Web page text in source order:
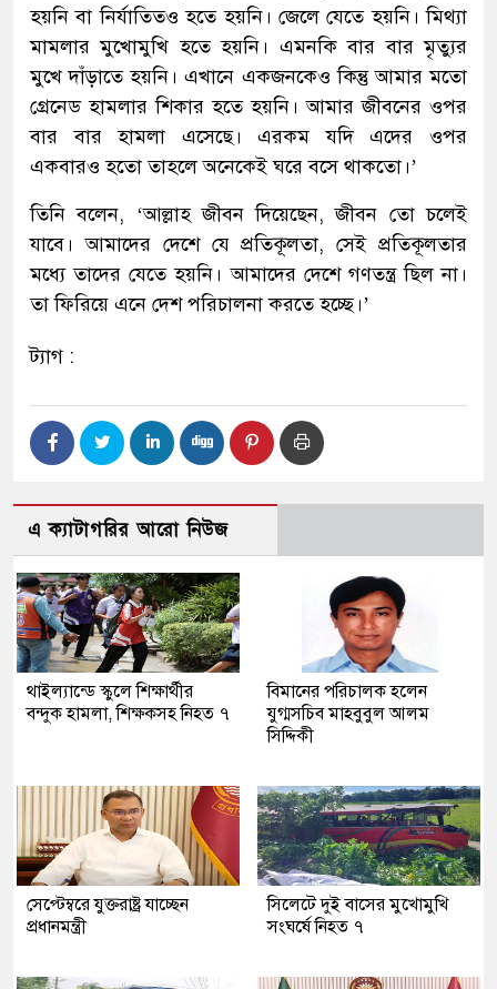
হয়নি বা নির্যাতিতও হতে হয়নি। জেলে যেতে হয়নি। মিথ্যা
মামলার মুখোমুখি হতে হয়নি। এমনকি বার বার মৃত্যুর
মুখে দাঁড়াতে হয়নি। এখানে একজনকেও কিন্তু আমার মতো
গ্রেনেড হামলার শিকার হতে হয়নি। আমার জীবনের ওপর
বার বার হামলা এসেছে। এরকম যদি এদের ওপর
একবারও হতো তাহলে অনেকেই ঘরে বসে থাকতো।’
তিনি বলেন, ‘আল্লাহ জীবন দিয়েছেন, জীবন তো চলেই
যাবে। আমাদের দেশে যে প্রতিকূলতা, সেই প্রতিকূলতার
মধ্যে তাদের যেতে হয়নি। আমাদের দেশে গণতন্ত্র ছিল না।
তা ফিরিয়ে এনে দেশ পরিচালনা করতে হচ্ছে।’
ট্যাগ :
এ ক্যাটাগরির আরো নিউজ
থাইল্যান্ডে স্কুলে শিক্ষার্থীর
বন্দুক হামলা, শিক্ষকসহ নিহত ৭
বিমানের পরিচালক হলেন
যুগ্মসচিব মাহবুবুল আলম
সিদ্দিকী
সেপ্টেম্বরে যুক্তরাষ্ট্র যাচ্ছেন
প্রধানমন্ত্রী
সিলেটে দুই বাসের মুখোমুখি
সংঘর্ষে নিহত ৭